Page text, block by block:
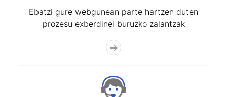
Ebatzi gure webgunean parte hartzen duten
prozesu exberdinei buruzko zalantzak